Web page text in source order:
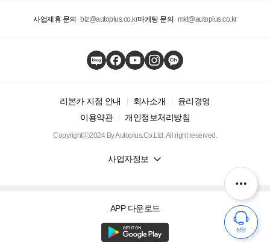
사업제휴 문의 biz@autoplus.co.kr마케팅 문의 mkt@autoplus.co.kr
리본카 지점 안내 회사소개
윤리경영
이용약관
개인정보처리방침
Copyrightⓒ2024 By Autoplus.Co.Ltd. All right reserved.
사업자정보
APP 다운로드